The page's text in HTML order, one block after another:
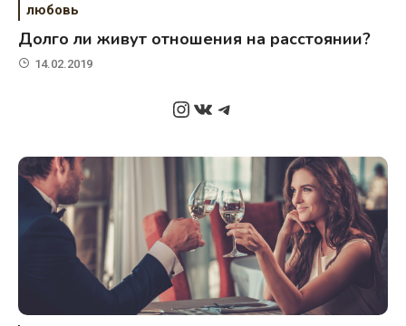
любовь
Долго ли живут отношения на расстоянии?
14.02.2019
Instagram
ВКонтакте
Telegram